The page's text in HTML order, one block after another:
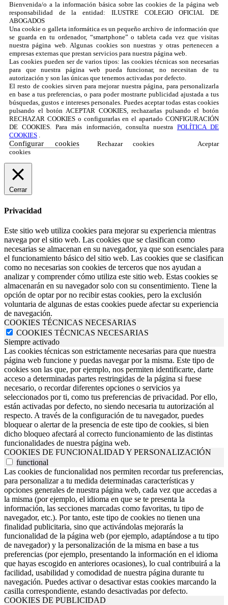
Bienvenida/o a la información básica sobre las cookies de la página web
responsabilidad de la entidad: ILUSTRE COLEGIO OFICIAL DE
ABOGADOS
Una cookie o galleta informática es un pequeño archivo de información que
se guarda en tu ordenador, “smartphone” o tableta cada vez que visitas
nuestra página web. Algunas cookies son nuestras y otras pertenecen a
empresas externas que prestan servicios para nuestra página web.
Las cookies pueden ser de varios tipos: las cookies técnicas son necesarias
para que nuestra página web pueda funcionar, no necesitan de tu
autorización y son las únicas que tenemos activadas por defecto.
El resto de cookies sirven para mejorar nuestra página, para personalizarla
en base a tus preferencias, o para poder mostrarte publicidad ajustada a tus
búsquedas, gustos e intereses personales. Puedes aceptar todas estas cookies
pulsando el botón ACEPTAR COOKIES, rechazarlas pulsando el botón
RECHAZAR COOKIES o configurarlas en el apartado CONFIGURACIÓN
DE COOKIES. Para más información, consulta nuestra POLÍTICA DE
COOKIES .
Configurar cookies Rechazar cookies
Aceptar
cookies
Cerrar
Privacidad
Este sitio web utiliza cookies para mejorar su experiencia mientras
navega por el sitio web. Las cookies que se clasifican como
necesarias se almacenan en su navegador, ya que son esenciales para
el funcionamiento básico del sitio web. Las cookies que se clasifican
como no necesarias son cookies de terceros que nos ayudan a
analizar y comprender cómo utiliza este sitio web. Estas cookies se
almacenarán en su navegador solo con su consentimiento. Tiene la
opción de optar por no recibir estas cookies, pero la exclusión
voluntaria de algunas de estas cookies puede afectar su experiencia
de navegación.
COOKIES TÉCNICAS NECESARIAS
COOKIES TÉCNICAS NECESARIAS
Siempre activado
Las cookies técnicas son estrictamente necesarias para que nuestra
página web funcione y puedas navegar por la misma. Este tipo de
cookies son las que, por ejemplo, nos permiten identificarte, darte
acceso a determinadas partes restringidas de la página si fuese
necesario, o recordar diferentes opciones o servicios ya
seleccionados por ti, como tus preferencias de privacidad. Por ello,
están activadas por defecto, no siendo necesaria tu autorización al
respecto. A través de la configuración de tu navegador, puedes
bloquear o alertar de la presencia de este tipo de cookies, si bien
dicho bloqueo afectará al correcto funcionamiento de las distintas
funcionalidades de nuestra página web.
COOKIES DE FUNCIONALIDAD Y PERSONALIZACIÓN
functional
Las cookies de funcionalidad nos permiten recordar tus preferencias,
para personalizar a tu medida determinadas características y
opciones generales de nuestra página web, cada vez que accedas a
la misma (por ejemplo, el idioma en que se te presenta la
información, las secciones marcadas como favoritas, tu tipo de
navegador, etc.). Por tanto, este tipo de cookies no tienen una
finalidad publicitaria, sino que activándolas mejorarás la
funcionalidad de la página web (por ejemplo, adaptándose a tu tipo
de navegador) y la personalización de la misma en base a tus
preferencias (por ejemplo, presentando la información en el idioma
que hayas escogido en anteriores ocasiones), lo cual contribuirá a la
facilidad, usabilidad y comodidad de nuestra página durante tu
navegación. Puedes activar o desactivar estas cookies marcando la
casilla correspondiente, estando desactivadas por defecto.
COOKIES DE PUBLICIDAD